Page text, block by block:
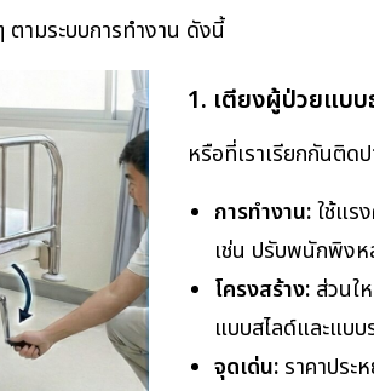
ามระบบการทำงาน ดังนี้
1. เตียงผู้ป่วยแบ
หรือที่เราเรียกกันติด
การทำงาน:ใช้แร
เช่น ปรับพนักพิง
โครงสร้าง:ส่วนใ
แบบสไลด์และแบบ
จุดเด่น:ราคาประ